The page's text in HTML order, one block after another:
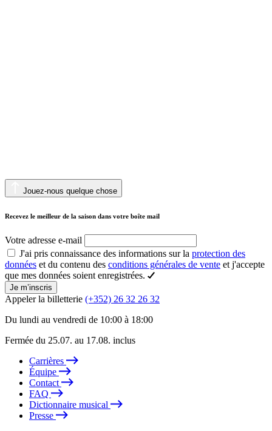
Jouez-nous quelque chose
Recevez le meilleur de la saison dans votre boîte mail
Votre adresse e-mail
J'ai pris connaissance des informations sur la protection des
données et du contenu des conditions générales de vente et j'accepte
que mes données soient enregistrées.
Je m’inscris
Appeler la billetterie (+352) 26 32 26 32
Du lundi au vendredi de 10:00 à 18:00
Fermée du 25.07. au 17.08. inclus
Carrières
Équipe
Contact
FAQ
Dictionnaire musical
Presse